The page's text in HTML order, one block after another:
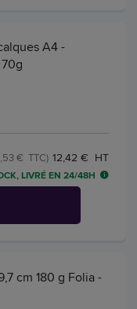
A4 -
12,42 € HT
€ TTC)
LIVRÉ EN 24/48H
cm 180 g Folia -